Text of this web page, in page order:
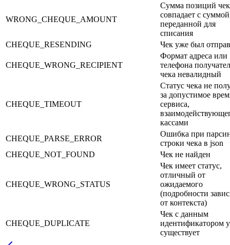
WRONG_CHEQUE_AMOUNT
Сумма позиций
совпадает с
переданной для
списания
CHEQUE_RESENDING
Чек уже был
CHEQUE_WRONG_RECIPIENT
Формат адреса или
телефона
чека невалидный
CHEQUE_TIMEOUT
Статус чека не
за допустимое
сервиса,
кассами
CHEQUE_PARSE_ERROR
Ошибка при
строки чека в json
CHEQUE_NOT_FOUND
Чек не найден
CHEQUE_WRONG_STATUS
Чек имеет статус,
отличный от
ожидаемого
(подробности
от контекста)
CHEQUE_DUPLICATE
Чек с данным
идентификатором
существует